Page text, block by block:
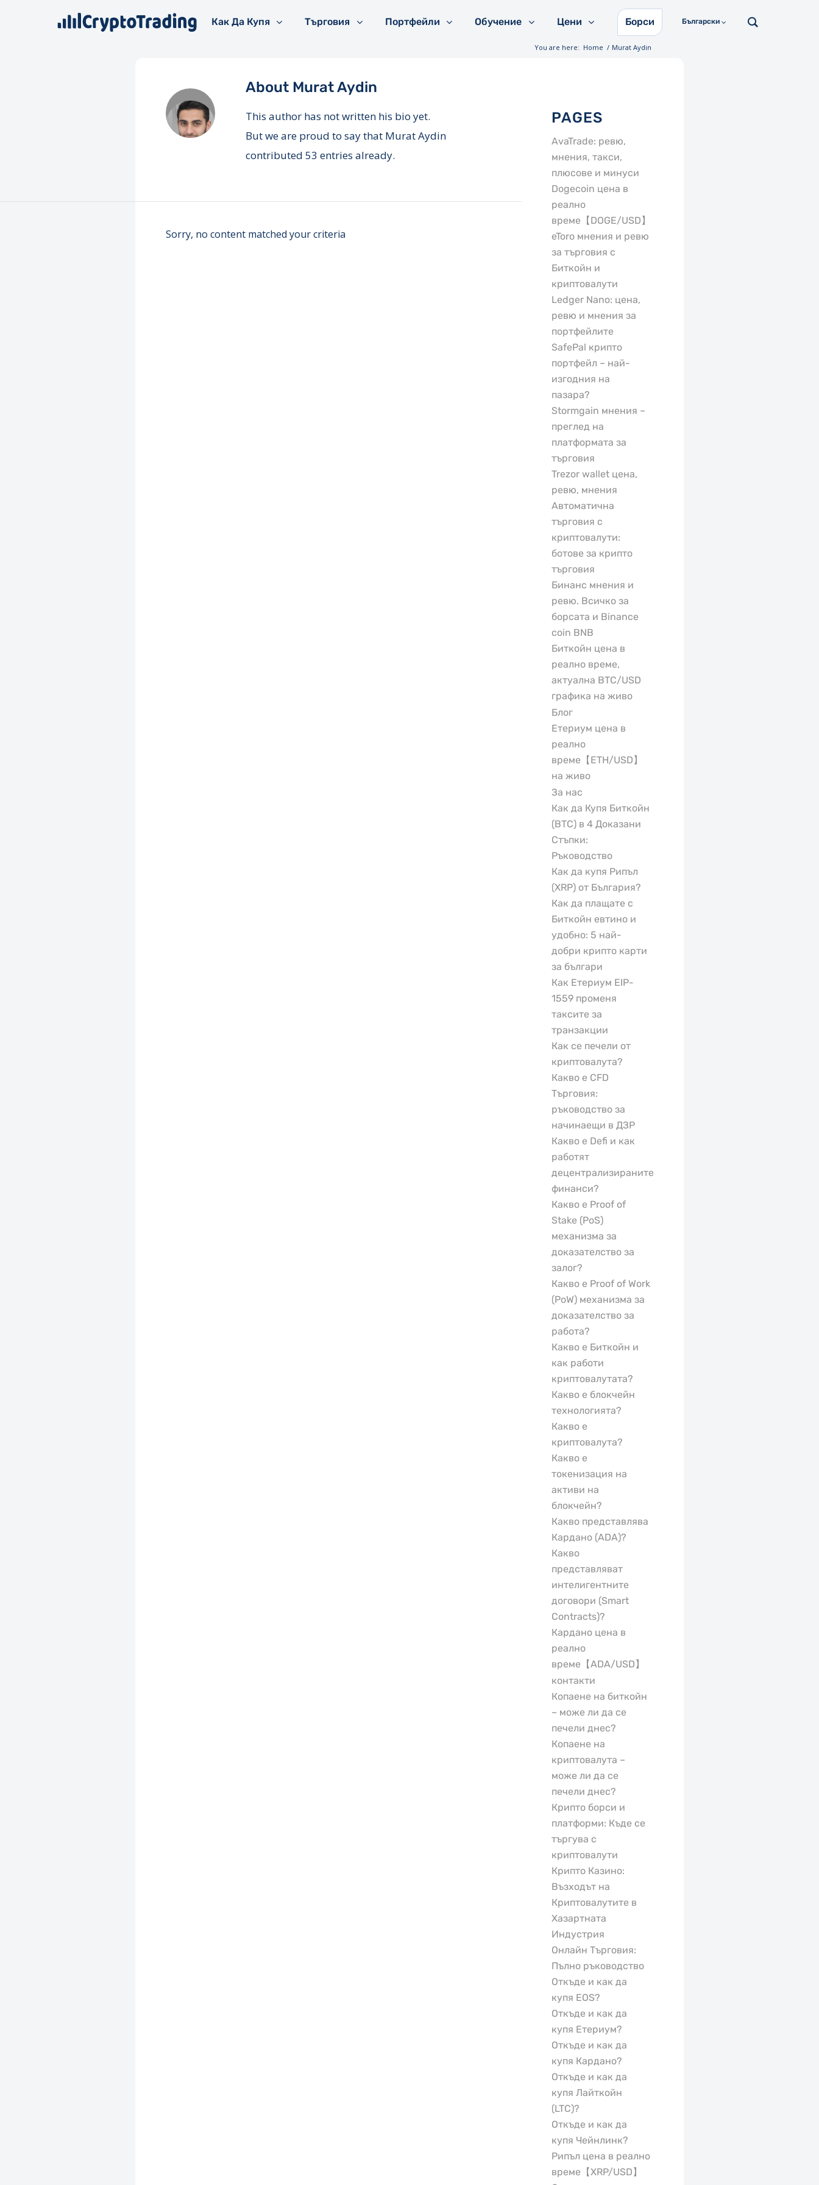
Как Да Купя Търговия Портфейли Обучение Цени Борси Български
You are here: Home / Murat Aydin
About Murat Aydin
This author has not written his bio yet.
But we are proud to say that Murat Aydin
contributed 53 entries already.
Sorry, no content matched your criteria
PAGES
AvaTrade: ревю,
мнения, такси,
плюсове и минуси
Dogecoin цена в
реално
време【DOGE/USD】
eToro мнения и ревю
за търговия с
Биткойн и
криптовалути
Ledger Nano: цена,
ревю и мнения за
портфейлите
SafePal крипто
портфейл – най-
изгодния на
пазара?
Stormgain мнения –
преглед на
платформата за
търговия
Trezor wallet цена,
ревю, мнения
Автоматична
търговия с
криптовалути:
ботове за крипто
търговия
Бинанс мнения и
ревю. Всичко за
борсата и Binance
coin BNB
Биткойн цена в
реално време,
актуална BTC/USD
графика на живо
Блог
Етериум цена в
реално
време【ETH/USD】
на живо
За нас
Как да Купя Биткойн
(BTC) в 4 Доказани
Стъпки:
Ръководство
Как да купя Рипъл
(XRP) от България?
Как да плащате с
Биткойн евтино и
удобно: 5 най-
добри крипто карти
за българи
Как Етериум EIP-
1559 променя
таксите за
транзакции
Как се печели от
криптовалута?
Какво е CFD
Търговия:
ръководство за
начинаещи в ДЗР
Какво е Defi и как
работят
децентрализираните
финанси?
Какво е Proof of
Stake (PoS)
механизма за
доказателство за
залог?
Какво е Proof of Work
(PoW) механизма за
доказателство за
работа?
Какво е Биткойн и
как работи
криптовалутата?
Какво е блокчейн
технологията?
Какво е
криптовалута?
Какво е
токенизация на
активи на
блокчейн?
Какво представлява
Кардано (ADA)?
Какво
представляват
интелигентните
договори (Smart
Contracts)?
Кардано цена в
реално
време【ADA/USD】
контакти
Копаене на биткойн
– може ли да се
печели днес?
Копаене на
криптовалута –
може ли да се
печели днес?
Крипто борси и
платформи: Къде се
търгува с
криптовалути
Крипто Казино:
Възходът на
Криптовалутите в
Хазартната
Индустрия
Онлайн Търговия:
Пълно ръководство
Откъде и как да
купя EOS?
Откъде и как да
купя Етериум?
Откъде и как да
купя Кардано?
Откъде и как да
купя Лайткойн
(LTC)?
Откъде и как да
купя Чейнлинк?
Рипъл цена в реално
време【XRP/USD】